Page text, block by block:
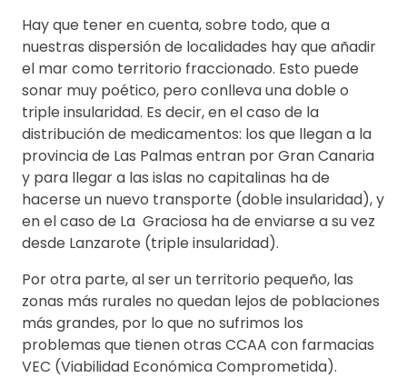
Hay que tener en cuenta, sobre todo, que a
nuestras dispersión de localidades hay que añadir
el mar como territorio fraccionado. Esto puede
sonar muy poético, pero conlleva una doble o
triple insularidad. Es decir, en el caso de la
distribución de medicamentos: los que llegan a la
provincia de Las Palmas entran por Gran Canaria
y para llegar a las islas no capitalinas ha de
hacerse un nuevo transporte (doble insularidad), y
en el caso de La Graciosa ha de enviarse a su vez
desde Lanzarote (triple insularidad).
Por otra parte, al ser un territorio pequeño, las
zonas más rurales no quedan lejos de poblaciones
más grandes, por lo que no sufrimos los
problemas que tienen otras CCAA con farmacias
VEC (Viabilidad Económica Comprometida).